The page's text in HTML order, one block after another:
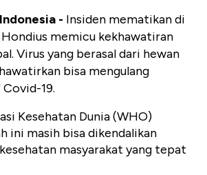
- Insiden mematikan di
memicu kekhawatiran
Virus yang berasal dari hewan
bisa mengulang
19.
Kesehatan Dunia (WHO)
ini masih bisa dikendalikan
masyarakat yang tepat